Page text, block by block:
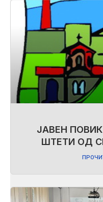
ЈАВЕН
ШТЕТИ ОД